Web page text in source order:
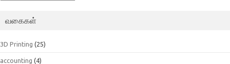
வகைகள்
3D Printing (25)
accounting (4)